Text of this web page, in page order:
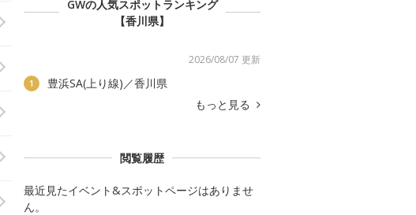
GWの人気スポットランキング
【香川県】
2026/08/07 更新
1
豊浜SA(上り線)／香川県
もっと見る
閲覧履歴
最近見たイベント&スポットページはありませ
ん。